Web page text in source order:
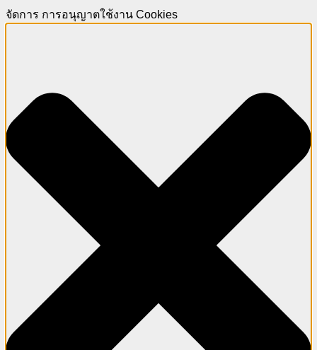
จัดการ การอนุญาตใช้งาน Cookies